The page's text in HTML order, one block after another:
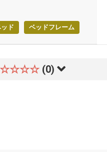
ド ベッドフレーム
(0)